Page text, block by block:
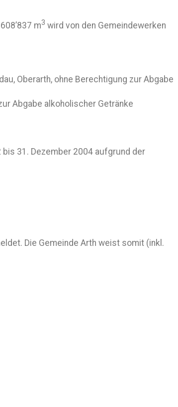
m3 wird von den Gemeindewerken
Oberarth, ohne Berechtigung zur Abgabe
Abgabe alkoholischer Getränke
31. Dezember 2004 aufgrund der
Die Gemeinde Arth weist somit (inkl.